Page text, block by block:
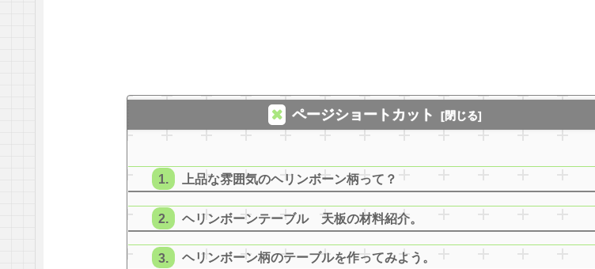
ページショートカット
上品な雰囲気のヘリンボーン柄って？
ヘリンボーンテーブル 天板の材料紹介。
ヘリンボーン柄のテーブルを作ってみよう。